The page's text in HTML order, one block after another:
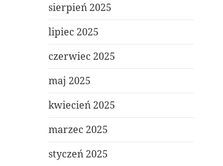
sierpień 2025
lipiec 2025
czerwiec 2025
maj 2025
kwiecień 2025
marzec 2025
styczeń 2025